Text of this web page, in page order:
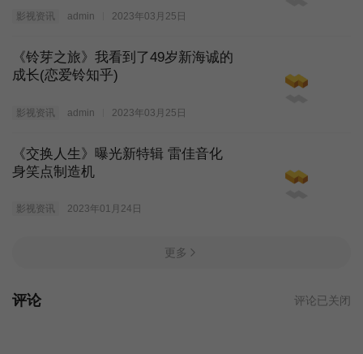
影视资讯 admin 2023年03月25日
《铃芽之旅》我看到了49岁新海诚的
成长(恋爱铃知乎)
影视资讯 admin 2023年03月25日
《交换人生》曝光新特辑 雷佳音化
身笑点制造机
影视资讯 2023年01月24日
更多
评论 评论已关闭